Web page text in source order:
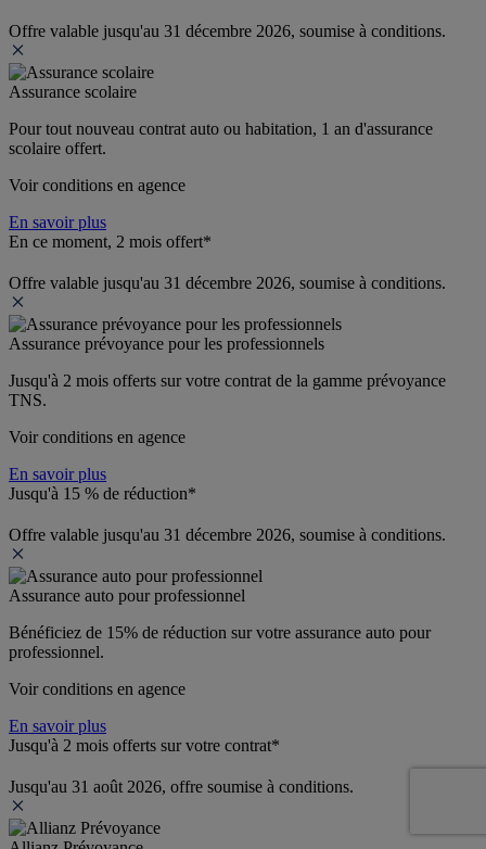
Offre valable jusqu'au 31 décembre 2026, soumise à conditions.
Assurance scolaire
Pour tout nouveau contrat auto ou habitation, 1 an d'assurance
scolaire offert.
Voir conditions en agence
En savoir plus
En ce moment, 2 mois offert*
Offre valable jusqu'au 31 décembre 2026, soumise à conditions.
Assurance prévoyance pour les professionnels
Jusqu'à 2 mois offerts sur votre contrat de la gamme prévoyance
TNS.
Voir conditions en agence
En savoir plus
Jusqu'à 15 % de réduction*
Offre valable jusqu'au 31 décembre 2026, soumise à conditions.
Assurance auto pour professionnel
Bénéficiez de 15% de réduction sur votre assurance auto pour
professionnel.
Voir conditions en agence
En savoir plus
Jusqu'à 2 mois offerts sur votre contrat*
Jusqu'au 31 août 2026, offre soumise à conditions.